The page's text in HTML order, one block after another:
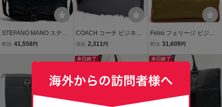
STEFANO MANO ステフ
ァノマーノ ビジネスバッ
押し
即決 41,558円
COACH コーチ ビジネス
バッグ ブリーフケース 2
レザー 本革 メンズ フラッ
現在 2,311 円
Felisi フェリージ ビジネ
スバッグ 1845/DS 伊リモ
レザー 牛革 A4サイズ収納
即決 31,609 円
本日終了 本日終了